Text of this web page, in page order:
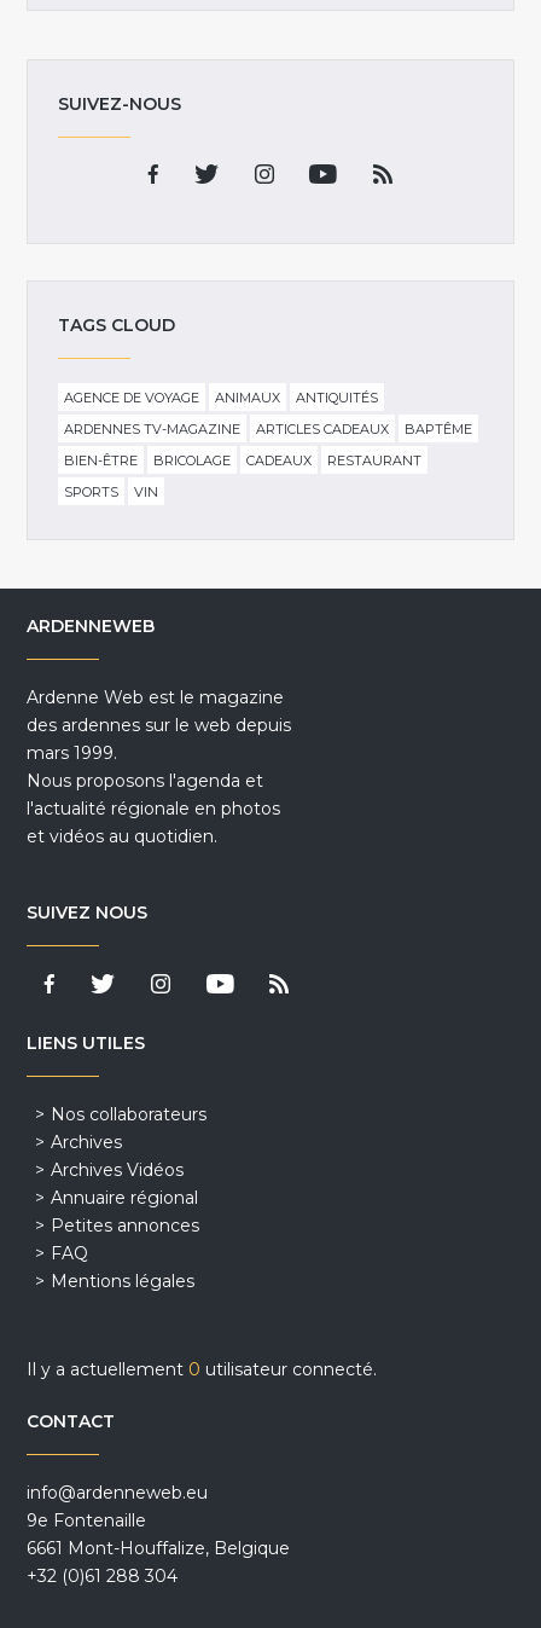
SUIVEZ-NOUS
TAGS CLOUD
AGENCE DE VOYAGE ANIMAUX
ANTIQUITÉS
ARDENNES TV-MAGAZINE
ARTICLES CADEAUX
BAPTÊME
BIEN-ÊTRE
BRICOLAGE CADEAUX
RESTAURANT
SPORTS
VIN
ARDENNEWEB
Ardenne Web est le magazine
des ardennes sur le web depuis
mars 1999.
Nous proposons l'agenda et
l'actualité régionale en photos
et vidéos au quotidien.
SUIVEZ NOUS
LIENS UTILES
Nos collaborateurs
Archives
Archives Vidéos
Annuaire régional
Petites annonces
FAQ
Mentions légales
Il y a actuellement 0 utilisateur connecté.
CONTACT
info@ardenneweb.eu
9e Fontenaille
6661 Mont-Houffalize, Belgique
+32 (0)61 288 304